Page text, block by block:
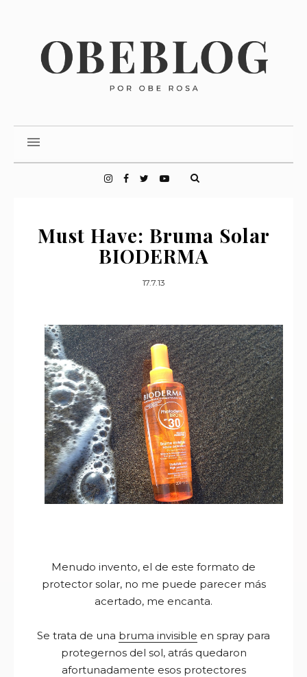
Must Have: Bruma Solar
BIODERMA
17.7.13
Menudo invento, el de este formato de
protector solar, no me puede parecer más
acertado, me encanta.
Se trata de una bruma invisible en spray para
protegernos del sol, atrás quedaron
afortunadamente esos protectores